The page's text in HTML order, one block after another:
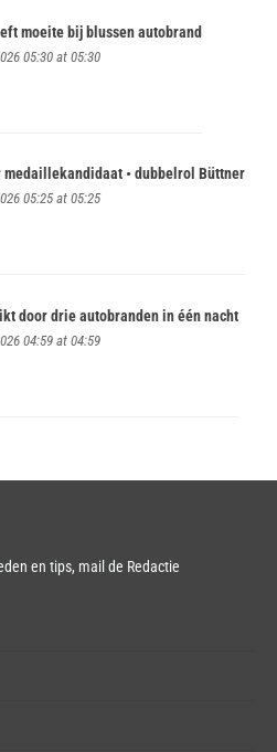
moeite bij blussen autobrand
05:30 at 05:30
medaillekandidaat • dubbelrol Büttner
05:25 at 05:25
door drie autobranden in één nacht
04:59 at 04:59
en tips, mail de Redactie